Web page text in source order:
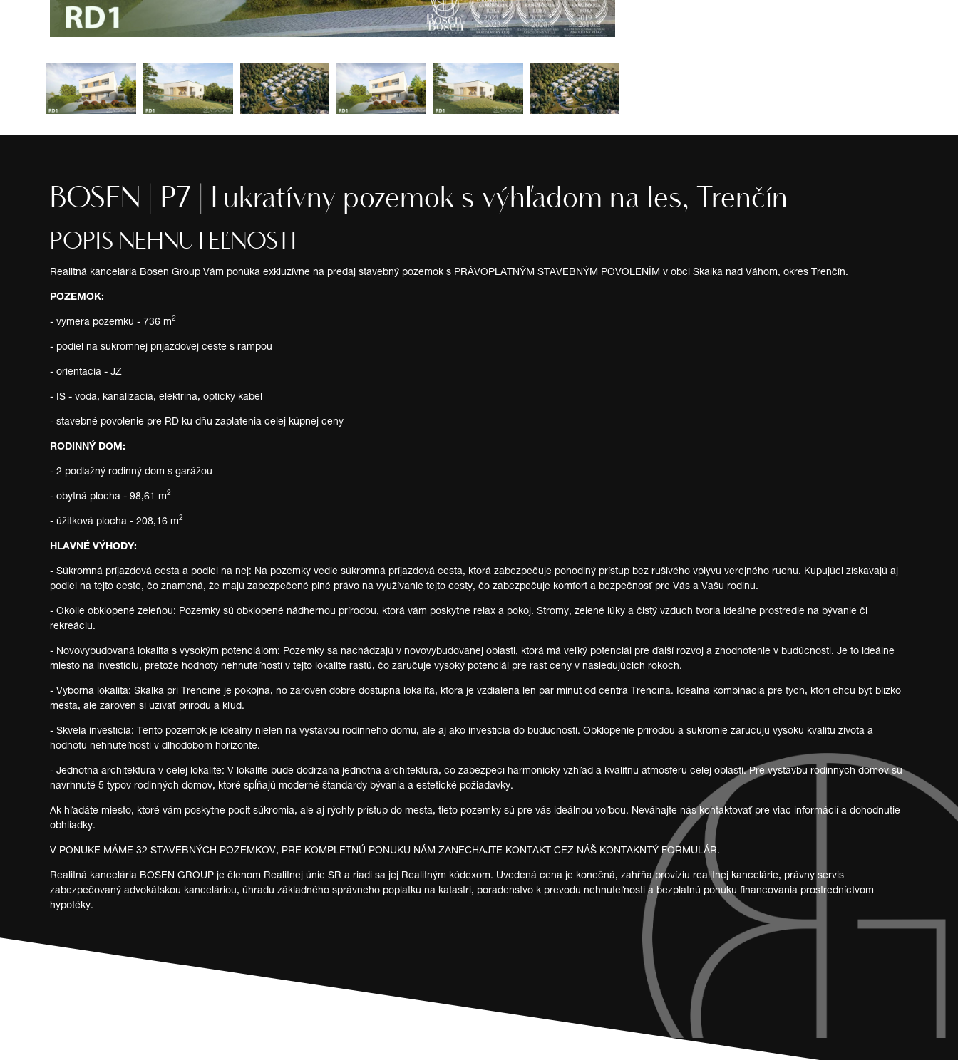
BOSEN | P7 | Lukratívny pozemok s výhľadom na les, Trenčín
POPIS NEHNUTEĽNOSTI
Realitná kancelária Bosen Group Vám ponúka exkluzívne na predaj stavebný pozemok s PRÁVOPLATNÝM STAVEBNÝM POVOLENÍM v obci Skalka nad Váhom, okres Trenčín.
POZEMOK:
- výmera pozemku - 736 m2
- podiel na súkromnej príjazdovej ceste s rampou
- orientácia - JZ
- IS - voda, kanalizácia, elektrina, optický kábel
- stavebné povolenie pre RD ku dňu zaplatenia celej kúpnej ceny
RODINNÝ DOM:
- 2 podlažný rodinný dom s garážou
- obytná plocha - 98,61 m2
- úžitková plocha - 208,16 m2
HLAVNÉ VÝHODY:
- Súkromná príjazdová cesta a podiel na nej: Na pozemky vedie súkromná príjazdová cesta, ktorá zabezpečuje pohodlný prístup bez rušivého vplyvu verejného ruchu. Kupujúci získavajú aj
podiel na tejto ceste, čo znamená, že majú zabezpečené plné právo na využívanie tejto cesty, čo zabezpečuje komfort a bezpečnosť pre Vás a Vašu rodinu.
- Okolie obklopené zeleňou: Pozemky sú obklopené nádhernou prírodou, ktorá vám poskytne relax a pokoj. Stromy, zelené lúky a čistý vzduch tvoria ideálne prostredie na bývanie či
rekreáciu.
- Novovybudovaná lokalita s vysokým potenciálom: Pozemky sa nachádzajú v novovybudovanej oblasti, ktorá má veľký potenciál pre ďalší rozvoj a zhodnotenie v budúcnosti. Je to ideálne
miesto na investíciu, pretože hodnoty nehnuteľností v tejto lokalite rastú, čo zaručuje vysoký potenciál pre rast ceny v nasledujúcich rokoch.
- Výborná lokalita: Skalka pri Trenčíne je pokojná, no zároveň dobre dostupná lokalita, ktorá je vzdialená len pár minút od centra Trenčína. Ideálna kombinácia pre tých, ktorí chcú byť blízko
mesta, ale zároveň si užívať prírodu a kľud.
- Skvelá investícia: Tento pozemok je ideálny nielen na výstavbu rodinného domu, ale aj ako investícia do budúcnosti. Obklopenie prírodou a súkromie zaručujú vysokú kvalitu života a
hodnotu nehnuteľnosti v dlhodobom horizonte.
- Jednotná architektúra v celej lokalite: V lokalite bude dodržaná jednotná architektúra, čo zabezpečí harmonický vzhľad a kvalitnú atmosféru celej oblasti. Pre výstavbu rodinných domov sú
navrhnuté 5 typov rodinných domov, ktoré spĺňajú moderné štandardy bývania a estetické požiadavky.
Ak hľadáte miesto, ktoré vám poskytne pocit súkromia, ale aj rýchly prístup do mesta, tieto pozemky sú pre vás ideálnou voľbou. Neváhajte nás kontaktovať pre viac informácií a dohodnutie
obhliadky.
V PONUKE MÁME 32 STAVEBNÝCH POZEMKOV, PRE KOMPLETNÚ PONUKU NÁM ZANECHAJTE KONTAKT CEZ NÁŠ KONTAKNTÝ FORMULÁR.
Realitná kancelária BOSEN GROUP je členom Realitnej únie SR a riadi sa jej Realitným kódexom. Uvedená cena je konečná, zahŕňa províziu realitnej kancelárie, právny servis
zabezpečovaný advokátskou kanceláriou, úhradu základného správneho poplatku na katastri, poradenstvo k prevodu nehnuteľnosti a bezplatnú ponuku financovania prostredníctvom
hypotéky.